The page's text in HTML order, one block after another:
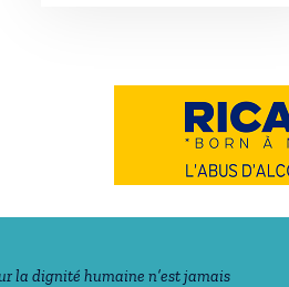
la dignité humaine n’est jamais